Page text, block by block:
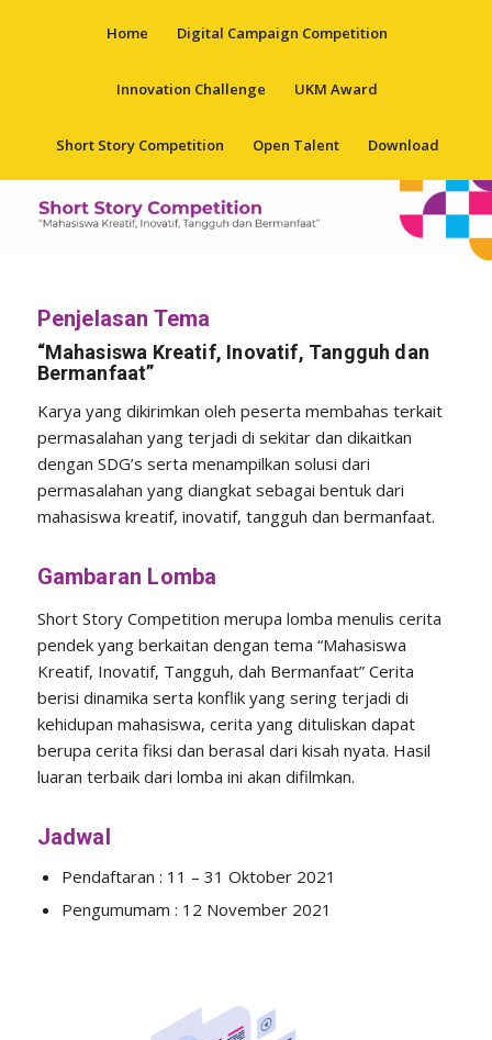
Home Digital Campaign Competition
Innovation Challenge UKM Award
Short Story Competition Open Talent Download
Penjelasan Tema
“Mahasiswa Kreatif, Inovatif, Tangguh dan
Bermanfaat”
Karya yang dikirimkan oleh peserta membahas terkait
permasalahan yang terjadi di sekitar dan dikaitkan
dengan SDG’s serta menampilkan solusi dari
permasalahan yang diangkat sebagai bentuk dari
mahasiswa kreatif, inovatif, tangguh dan bermanfaat.
Gambaran Lomba
Short Story Competition merupa lomba menulis cerita
pendek yang berkaitan dengan tema “Mahasiswa
Kreatif, Inovatif, Tangguh, dah Bermanfaat” Cerita
berisi dinamika serta konflik yang sering terjadi di
kehidupan mahasiswa, cerita yang dituliskan dapat
berupa cerita fiksi dan berasal dari kisah nyata. Hasil
luaran terbaik dari lomba ini akan difilmkan.
Jadwal
Pendaftaran : 11 – 31 Oktober 2021
Pengumumam : 12 November 2021